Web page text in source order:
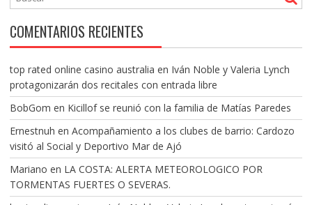
COMENTARIOS RECIENTES
top rated online casino australia en Iván Noble y Valeria Lynch
protagonizarán dos recitales con entrada libre
BobGom en Kicillof se reunió con la familia de Matías Paredes
Ernestnuh en Acompañamiento a los clubes de barrio: Cardozo
visitó al Social y Deportivo Mar de Ajó
Mariano en LA COSTA: ALERTA METEOROLOGICO POR
TORMENTAS FUERTES O SEVERAS.